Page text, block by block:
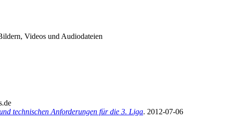
Videos und Audiodateien
technischen Anforderungen für die 3. Liga. 2012-07-06